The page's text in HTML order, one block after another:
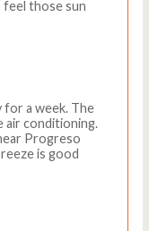
those sun
for a week. The
air conditioning.
Progreso
is good